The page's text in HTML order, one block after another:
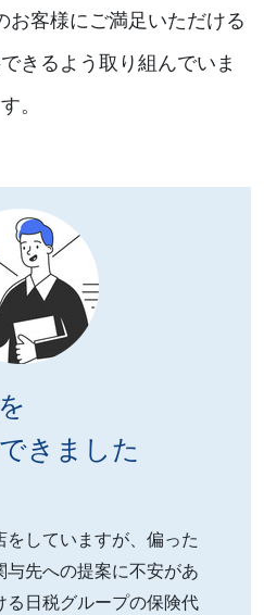
お客様にご満足いただける
きるよう取り組んでいま
す。
きました
をしていますが、偏った
先への提案に不安があ
る日税グループの保険代